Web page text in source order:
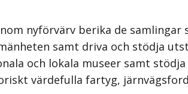
nyförvärv berika de
samt driva och stödja
och lokala museer samt
värdefulla fartyg,